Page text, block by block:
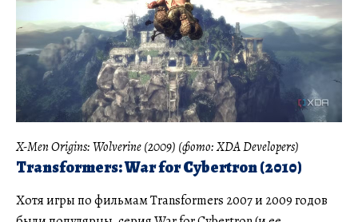
X-Men Origins: Wolverine (2009) (фото: XDA Developers)
Transformers: War for Cybertron (2010)
Хотя игры по фильмам Transformers 2007 и 2009 годов